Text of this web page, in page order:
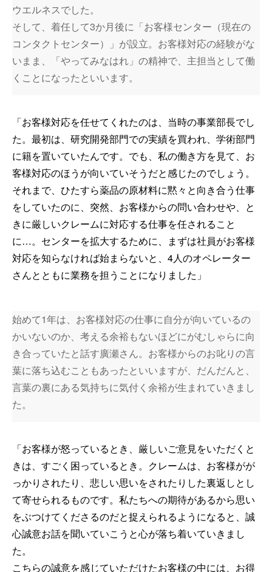
ウエルネスでした。
そして、着任して3か月後に「お客様センター（現在の
コンタクトセンター）」が設立。お客様対応の経験がな
いまま、「やってみなはれ」の精神で、主担当として働
くことになったといいます。
「お客様対応を任せてくれたのは、当時の事業部長でし
た。最初は、研究開発部門での実績を買われ、学術部門
に籍を置いていたんです。でも、私の働き方を見て、お
客様対応のほうが向いていそうだと感じたのでしょう。
それまで、ひたすら薬品の原材料に黙々と向き合う仕事
をしていたのに、突然、お客様からの問い合わせや、と
きに厳しいクレームに対応する仕事を任されること
に…。センターを拡大するために、まずは社員がお客様
対応を知らなければ始まらないと、4人のオペレーター
さんとともに業務を担うことになりました」
始めて1年は、お客様対応の仕事に自分が向いているの
かいないのか、考える余裕もないほどにがむしゃらに向
き合っていたと話す廣瀬さん。お客様からのお叱りの言
葉に落ち込むこともあったといいますが、だんだんと、
言葉の裏にある気持ちに気付く余裕が生まれていきまし
た。
「お客様が怒っているとき、厳しいご意見をいただくと
きは、すごく困っているとき。クレームは、お客様がが
っかりされたり、悲しい思いをされたりした裏返しとし
て寄せられるものです。私たちへの期待があるから思い
をぶつけてくださるのだと捉えられるようになると、誠
心誠意お話を聞いていこうと心が落ち着いていきまし
た。
こちらの誠意を感じていただけたお客様の中には、お得